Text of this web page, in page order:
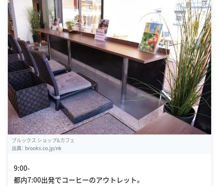
ブルックス ショップ&カフェ
出典： brooks.co.jp/nk
9:00-
都内7:00出発でコーヒーのアウトレット。